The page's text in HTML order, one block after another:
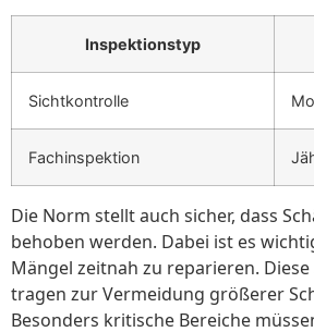
Inspektionstyp
Sichtkontrolle
Fachinspektion
Die Norm stellt auch sicher, dass
behoben werden. Dabei ist es
Mängel zeitnah zu reparieren.
tragen zur Vermeidung größerer
Besonders kritische Bereiche